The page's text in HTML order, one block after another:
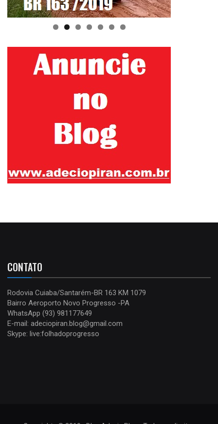
CONTATO
Rodovia Cuiaba/Santarém-BR 163 KM 1079
Bairro Aeroporto Novo Progresso -PA
WhatsApp (93) 981177649
E-mail: adeciopiran.blog@gmail.com
Skype: live:folhadoprogresso